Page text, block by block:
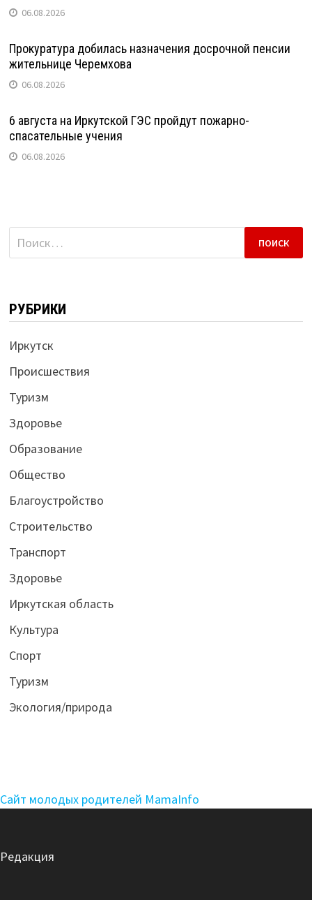
06.08.2026
Прокуратура добилась назначения досрочной пенсии
жительнице Черемхова
06.08.2026
6 августа на Иркутской ГЭС пройдут пожарно-
спасательные учения
06.08.2026
Найти:
РУБРИКИ
Иркутск
Происшествия
Туризм
Здоровье
Образование
Общество
Благоустройство
Строительство
Транспорт
Здоровье
Иркутская область
Культура
Спорт
Туризм
Экология/природа
Сайт молодых родителей MamaInfo
Редакция